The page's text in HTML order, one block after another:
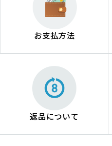
お支払方法
返品について